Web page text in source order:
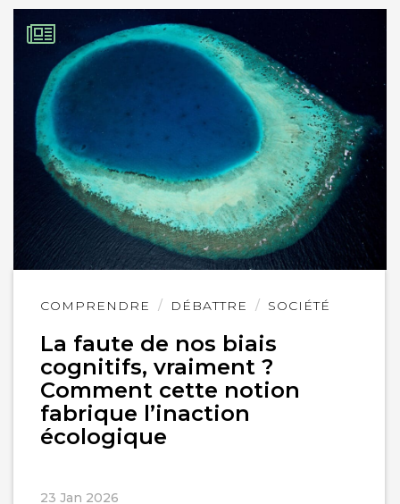
COMPRENDRE DÉBATTRE SOCIÉTÉ
La faute de nos biais
cognitifs, vraiment ?
Comment cette notion
fabrique l’inaction
écologique
23 Jan 2026
Lire